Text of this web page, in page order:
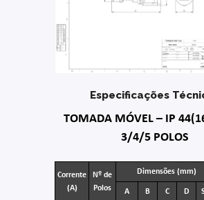
Especificações
TOMADA MÓVEL – IP
3/4/5 POLOS
Corrente
(A)
Nº de
Polos
Dimensões (mm)
A B C D